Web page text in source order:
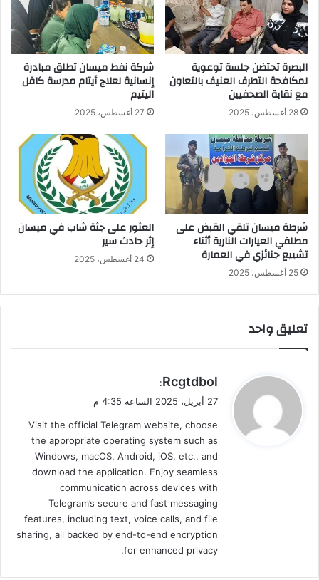
البصرة تحتضن جلسة توعوية
لمكافحة التطرف العنيف بالتعاون
مع نقابة الصحفيين
28 أغسطس، 2025
شركة نفط ميسان تطلق مبادرة
إنسانية لعلاج أيتام مدرسة كافل
اليتيم
27 أغسطس، 2025
شرطة ميسان تلقي القبض على
مطلقي العيارات النارية أثناء
تشييع جنائزي في العمارة
25 أغسطس، 2025
العثور على جثة شاب في ميسان
إثر حادث سير
24 أغسطس، 2025
تعليق واحد
ي
ل
Rcgtdbol
:
27 أبريل، 2025 الساعة 4:35 م
Visit the official Telegram website, choose
the appropriate operating system such as
Windows, macOS, Android, iOS, etc., and
download the application. Enjoy seamless
communication across devices with
Telegram’s secure and fast messaging
features, including text, voice calls, and file
sharing, all backed by end-to-end encryption
for enhanced privacy.